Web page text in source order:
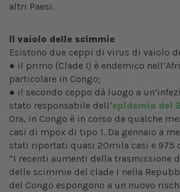
altri Paesi.
Il vaiolo delle scimmie
Esistono due ceppi di virus di vaiolo
● il primo (Clade I) è endemico
particolare in Congo;
● il secondo ceppo dà luogo a
stato responsabile dell’epidemia del
Ora, in Congo è in corso da qualche
casi di mpox di tipo 1. Da gennaio a
stati riportati quasi 20mila casi e 975
“I recenti aumenti della trasmissione
delle scimmie del clade I nella
del Congo espongono a un nuovo